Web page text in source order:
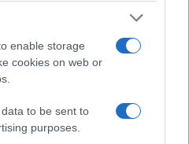
enable storage
cookies on web or
to be sent to
purposes.